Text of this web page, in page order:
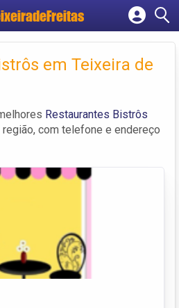
Cadastrar empresa
Criar contaem Teixeira de
Restaurantes Bistrôs
região, com telefone e endereço